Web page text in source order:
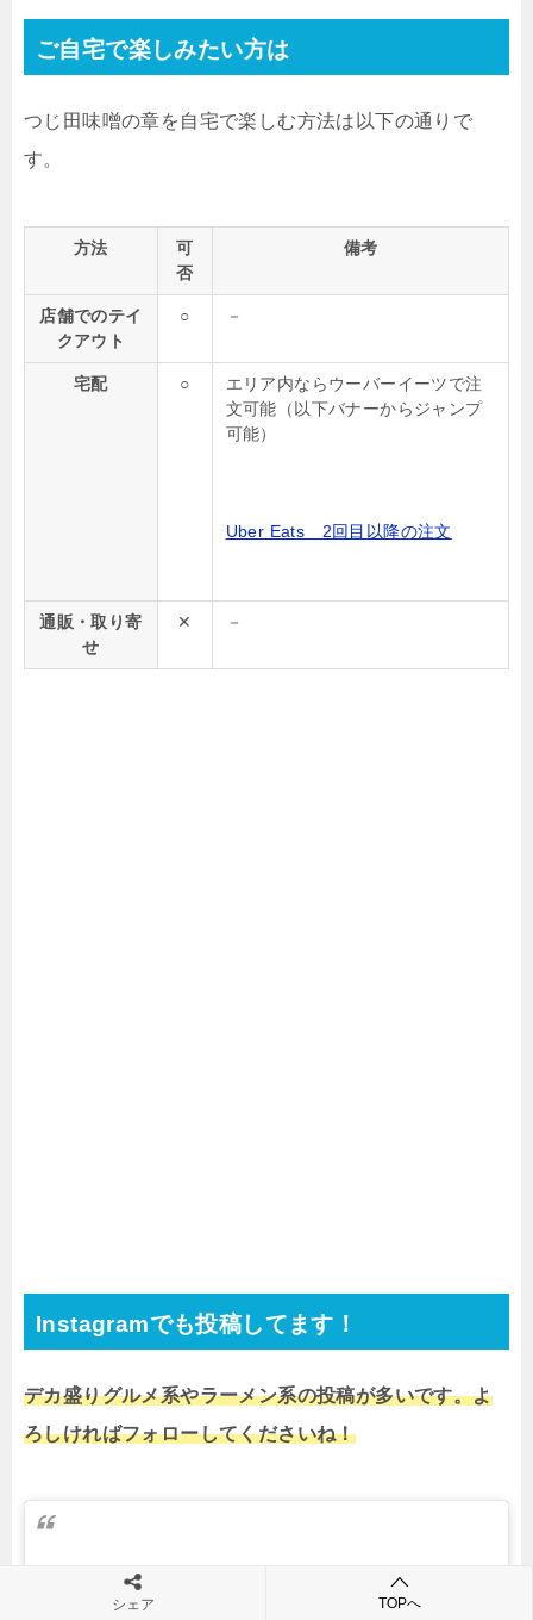
ご自宅で楽しみたい方は
つじ田味噌の章を自宅で楽しむ方法は以下の通りで
す。
方法
可
否
備考
店舗でのテイ
クアウト
○ －
宅配 ○
エリア内ならウーバーイーツで注
文可能（以下バナーからジャンプ
可能）
Uber Eats 2回目以降の注文
通販・取り寄
せ
✕ －
Instagramでも投稿してます！
デカ盛りグルメ系やラーメン系の投稿が多いです。よ
ろしければフォローしてくださいね！
シェア TOPへ